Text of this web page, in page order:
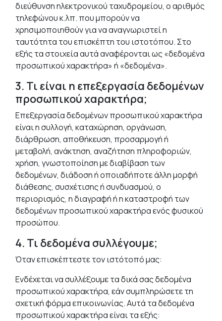
διεύθυνση ηλεκτρονικού ταχυδρομείου, ο αριθμός
τηλεφώνου κ.λπ. που μπορούν να
χρησιμοποιηθούν για να αναγνωριστεί η
ταυτότητα του επισκέπτη του ιστοτόπου. Στο
εξής τα στοιχεία αυτά αναφέρονται ως «δεδομένα
προσωπικού χαρακτήρα» ή «δεδομένα».
3. Τι είναι η επεξεργασία δεδομένων
προσωπικού χαρακτήρα;
Επεξεργασία δεδομένων προσωπικού χαρακτήρα
είναι η συλλογή, καταχώρηση, οργάνωση,
διάρθρωση, αποθήκευση, προσαρμογή ή
μεταβολή, ανάκτηση, αναζήτηση πληροφοριών,
χρήση, γνωστοποίηση με διαβίβαση των
δεδομένων, διάδοση ή οποιαδήποτε άλλη μορφή
διάθεσης, συσχέτισης ή συνδυασμού, ο
περιορισμός, η διαγραφή ή η καταστροφή των
δεδομένων προσωπικού χαρακτήρα ενός φυσικού
προσώπου.
4. Τι δεδομένα συλλέγουμε;
Όταν επισκέπτεστε τον ιστότοπό μας:
Ενδέχεται να συλλέξουμε τα δικά σας δεδομένα
προσωπικού χαρακτήρα, εάν συμπληρώσετε τη
σχετική φόρμα επικοινωνίας. Αυτά τα δεδομένα
προσωπικού χαρακτήρα είναι τα εξής: